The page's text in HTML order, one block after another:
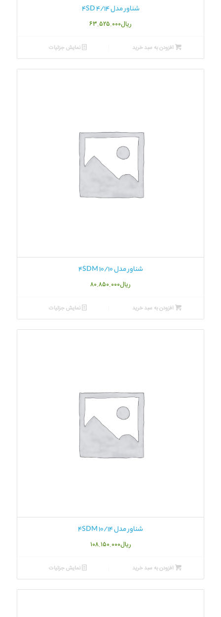
شناور مدل 4SD 4/14
ریال۶۳.۵۲۵.۰۰۰
افزودن به سبد خرید نمایش جزئیات
شناور مدل 4SDM 10/10
ریال۸۰.۸۵۰.۰۰۰
افزودن به سبد خرید نمایش جزئیات
شناور مدل 4SDM 10/14
ریال۱۰۸.۱۵۰.۰۰۰
افزودن به سبد خرید نمایش جزئیات